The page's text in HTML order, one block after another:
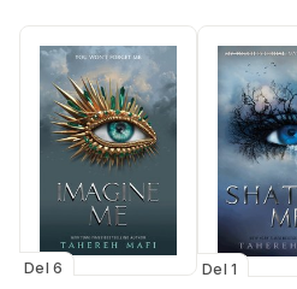
Del 6 Del 1